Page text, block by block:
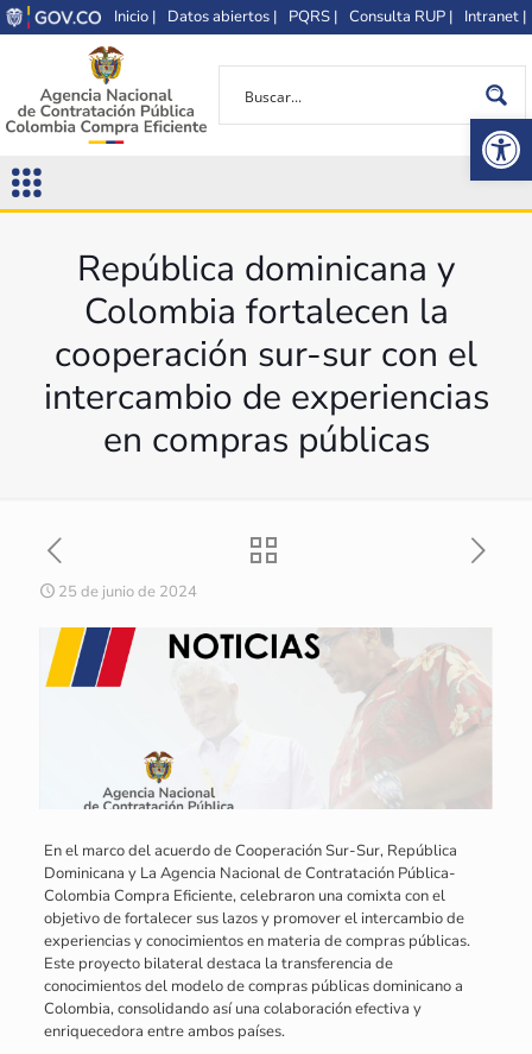
Inicio | Datos abiertos | PQRS | Consulta RUP | Intranet |
República dominicana y
Colombia fortalecen la
cooperación sur-sur con el
intercambio de experiencias
en compras públicas
25 de junio de 2024
En el marco del acuerdo de Cooperación Sur-Sur, República
Dominicana y La Agencia Nacional de Contratación Pública-
Colombia Compra Eficiente, celebraron una comixta con el
objetivo de fortalecer sus lazos y promover el intercambio de
experiencias y conocimientos en materia de compras públicas.
Este proyecto bilateral destaca la transferencia de
conocimientos del modelo de compras públicas dominicano a
Colombia, consolidando así una colaboración efectiva y
enriquecedora entre ambos países.